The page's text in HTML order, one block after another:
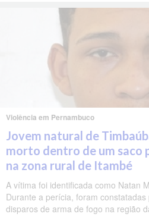
Violência em Pernambuco
Jovem natural de
morto dentro de um saco
na zona rural de Itambé
A vítima foi identificada como Natan
Durante a perícia, foram
disparos de arma de fogo na região